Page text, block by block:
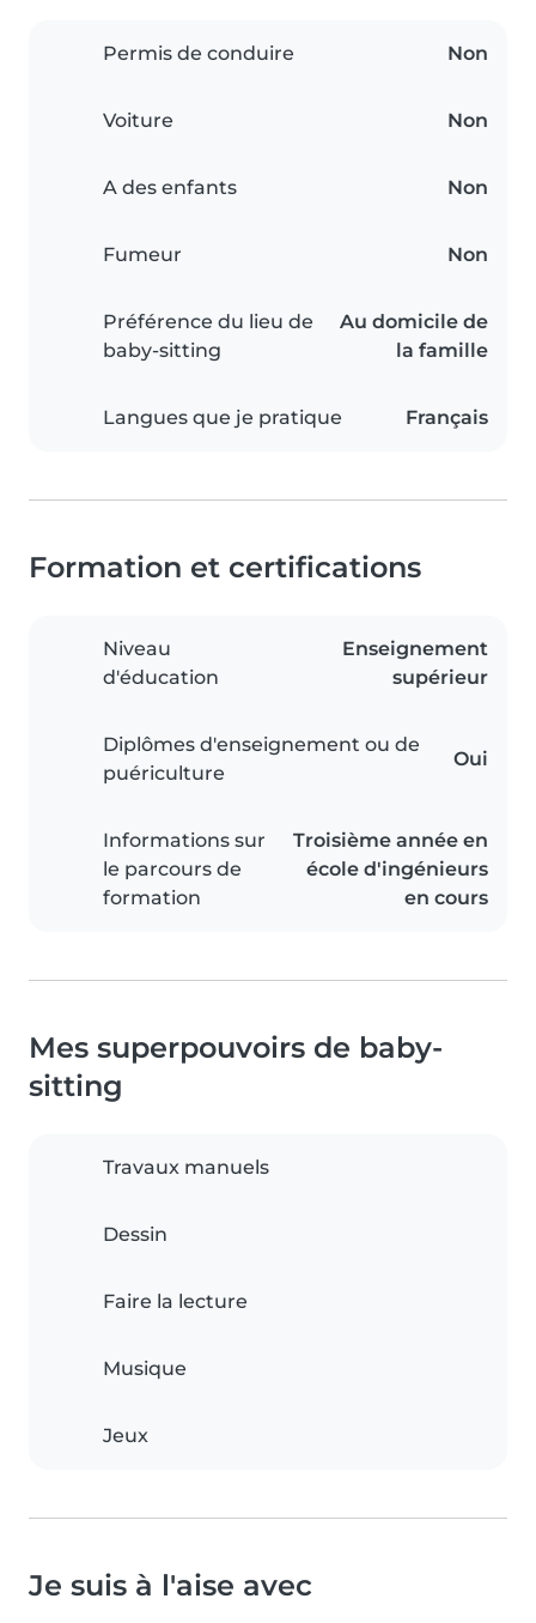
Permis de conduire Non
Voiture Non
A des enfants Non
Fumeur Non
Préférence du lieu de
baby-sitting
Au domicile de
la famille
Langues que je pratique Français
Formation et certifications
Niveau
d'éducation
Enseignement
supérieur
Diplômes d'enseignement ou de
puériculture
Oui
Informations sur
le parcours de
formation
Troisième année en
école d'ingénieurs
en cours
Mes superpouvoirs de baby-
sitting
Travaux manuels
Dessin
Faire la lecture
Musique
Jeux
Je suis à l'aise avec